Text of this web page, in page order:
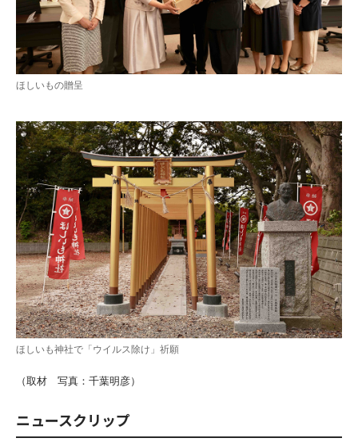
ほしいもの贈呈
ほしいも神社で「ウイルス除け」祈願
（取材 写真：千葉明彦）
ニュースクリップ